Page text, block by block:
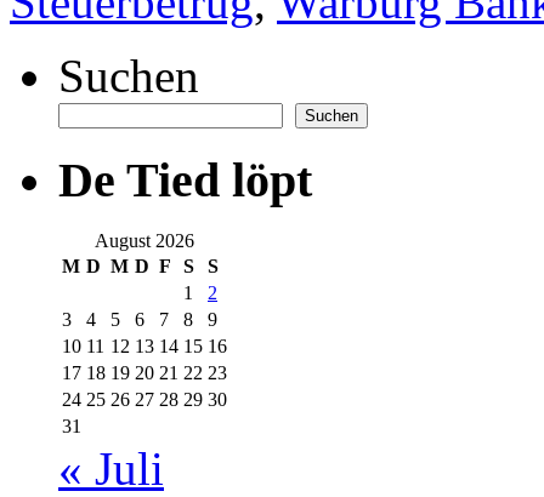
Suchen
Suchen
De Tied löpt
August 2026
M D M D F S
S
1
2
3
4 5 6 7 8
9
10 11 12 13 14 15 16
17 18 19 20 21 22 23
24 25 26 27 28 29 30
31
« Juli